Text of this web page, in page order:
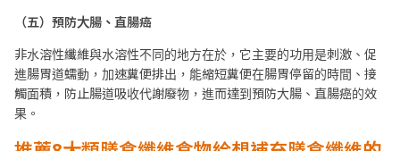
（五）預防大腸、直腸癌
非水溶性纖維與水溶性不同的地方在於，它主要的功用是刺激、促
進腸胃道蠕動，加速糞便排出，能縮短糞便在腸胃停留的時間、接
觸面積，防止腸道吸收代謝廢物，進而達到預防大腸、直腸癌的效
果。